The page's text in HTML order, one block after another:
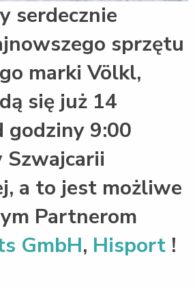
serdecznie
sprzętu
marki Völkl,
się już 14
godziny 9:00
Szwajcarii
a to jest możliwe
Partnerom
GmbH, Hisport !